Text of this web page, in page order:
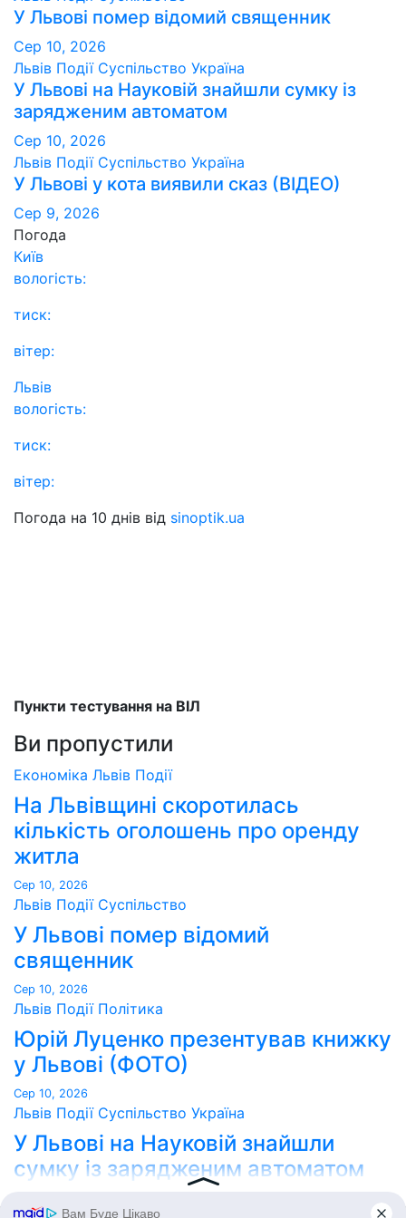
У Львові помер відомий священник
Сер 10, 2026
Львів Події Суспільство Україна
У Львові на Науковій знайшли сумку із
зарядженим автоматом
Сер 10, 2026
Львів Події Суспільство Україна
У Львові у кота виявили сказ (ВІДЕО)
Сер 9, 2026
Погода
Київ
вологість:
тиск:
вітер:
Львів
вологість:
тиск:
вітер:
Погода на 10 днів від sinoptik.ua
Пункти тестування на ВІЛ
Ви пропустили
Економіка Львів Події
На Львівщині скоротилась
кількість оголошень про оренду
житла
Сер 10, 2026
Львів Події Суспільство
У Львові помер відомий
священник
Сер 10, 2026
Львів Події Політика
Юрій Луценко презентував книжку
у Львові (ФОТО)
Сер 10, 2026
Львів Події Суспільство Україна
У Львові на Науковій знайшли
сумку із зарядженим автоматом